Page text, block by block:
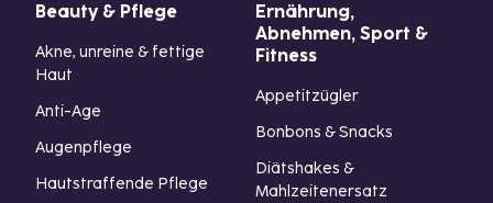
Beauty & Pflege
Akne, unreine & fettige
Haut
Anti-Age
Augenpflege
Hautstraffende Pflege
Ernährung,
Abnehmen, Sport &
Fitness
Appetitzügler
Bonbons & Snacks
Diätshakes &
Mahlzeitenersatz